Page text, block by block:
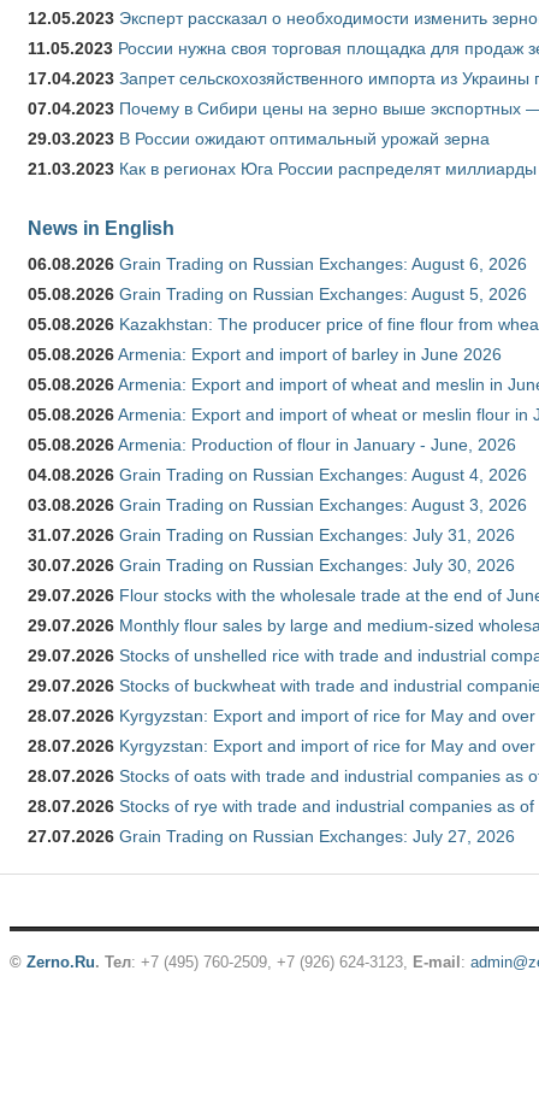
12.05.2023 Эксперт рассказал о необходимости изменить
11.05.2023 России нужна своя торговая площадка для продаж
17.04.2023 Запрет сельскохозяйственного импорта из
07.04.2023 Почему в Сибири цены на зерно выше экспортных
29.03.2023 В России ожидают оптимальный урожай зерна
21.03.2023 Как в регионах Юга России распределят
News in English
06.08.2026 Grain Trading on Russian Exchanges: August 6, 2026
05.08.2026 Grain Trading on Russian Exchanges: August 5, 2026
05.08.2026 Kazakhstan: The producer price of fine flour from
05.08.2026Armenia: Export and import of barley in June 2026
05.08.2026Armenia: Export and import of wheat and meslin in
05.08.2026Armenia: Export and import of wheat or meslin flour in
05.08.2026Armenia: Production of flour in January - June, 2026
04.08.2026 Grain Trading on Russian Exchanges: August 4, 2026
03.08.2026 Grain Trading on Russian Exchanges: August 3, 2026
31.07.2026 Grain Trading on Russian Exchanges: July 31, 2026
30.07.2026 Grain Trading on Russian Exchanges: July 30, 2026
29.07.2026 Flour stocks with the wholesale trade at the end of
29.07.2026 Monthly flour sales by large and medium-sized
29.07.2026 Stocks of unshelled rice with trade and industrial
29.07.2026 Stocks of buckwheat with trade and industrial
28.07.2026 Kyrgyzstan: Export and import of rice for May and
28.07.2026 Kyrgyzstan: Export and import of rice for May and
28.07.2026 Stocks of oats with trade and industrial companies as
28.07.2026 Stocks of rye with trade and industrial companies as
27.07.2026 Grain Trading on Russian Exchanges: July 27, 2026
© Zerno.Ru. Тел: +7 (495) 760-2509, +7 (926) 624-3123, E-mail :